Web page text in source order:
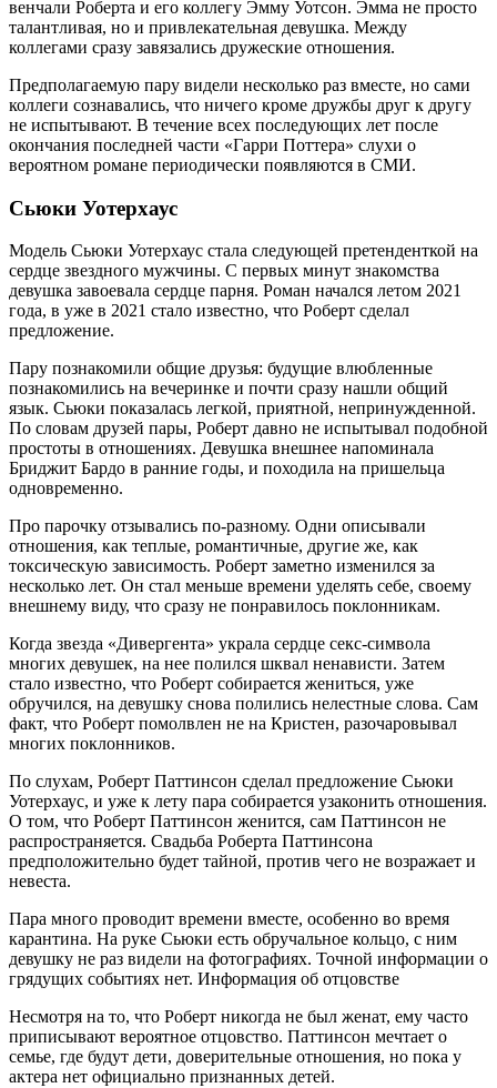
венчали Роберта и его коллегу Эмму Уотсон. Эмма не просто
талантливая, но и привлекательная девушка. Между
коллегами сразу завязались дружеские отношения.
Предполагаемую пару видели несколько раз вместе, но сами
коллеги сознавались, что ничего кроме дружбы друг к другу
не испытывают. В течение всех последующих лет после
окончания последней части «Гарри Поттера» слухи о
вероятном романе периодически появляются в СМИ.
Сьюки Уотерхаус
Модель Сьюки Уотерхаус стала следующей претенденткой на
сердце звездного мужчины. С первых минут знакомства
девушка завоевала сердце парня. Роман начался летом 2021
года, в уже в 2021 стало известно, что Роберт сделал
предложение.
Пару познакомили общие друзья: будущие влюбленные
познакомились на вечеринке и почти сразу нашли общий
язык. Сьюки показалась легкой, приятной, непринужденной.
По словам друзей пары, Роберт давно не испытывал подобной
простоты в отношениях. Девушка внешнее напоминала
Бриджит Бардо в ранние годы, и походила на пришельца
одновременно.
Про парочку отзывались по-разному. Одни описывали
отношения, как теплые, романтичные, другие же, как
токсическую зависимость. Роберт заметно изменился за
несколько лет. Он стал меньше времени уделять себе, своему
внешнему виду, что сразу не понравилось поклонникам.
Когда звезда «Дивергента» украла сердце секс-символа
многих девушек, на нее полился шквал ненависти. Затем
стало известно, что Роберт собирается жениться, уже
обручился, на девушку снова полились нелестные слова. Сам
факт, что Роберт помолвлен не на Кристен, разочаровывал
многих поклонников.
По слухам, Роберт Паттинсон сделал предложение Сьюки
Уотерхаус, и уже к лету пара собирается узаконить отношения.
О том, что Роберт Паттинсон женится, сам Паттинсон не
распространяется. Свадьба Роберта Паттинсона
предположительно будет тайной, против чего не возражает и
невеста.
Пара много проводит времени вместе, особенно во время
карантина. На руке Сьюки есть обручальное кольцо, с ним
девушку не раз видели на фотографиях. Точной информации о
грядущих событиях нет. Информация об отцовстве
Несмотря на то, что Роберт никогда не был женат, ему часто
приписывают вероятное отцовство. Паттинсон мечтает о
семье, где будут дети, доверительные отношения, но пока у
актера нет официально признанных детей.